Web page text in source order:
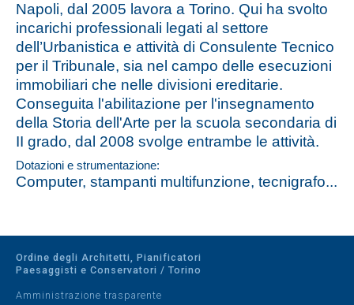
Napoli, dal 2005 lavora a Torino. Qui ha svolto
incarichi professionali legati al settore
dell’Urbanistica e attività di Consulente Tecnico
per il Tribunale, sia nel campo delle esecuzioni
immobiliari che nelle divisioni ereditarie.
Conseguita l'abilitazione per l'insegnamento
della Storia dell'Arte per la scuola secondaria di
II grado, dal 2008 svolge entrambe le attività.
Dotazioni e strumentazione:
Computer, stampanti multifunzione, tecnigrafo...
Ordine degli Architetti, Pianificatori
Paesaggisti e Conservatori / Torino
Amministrazione trasparente